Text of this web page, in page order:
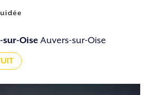
sur-OiseAuvers-sur-Oise